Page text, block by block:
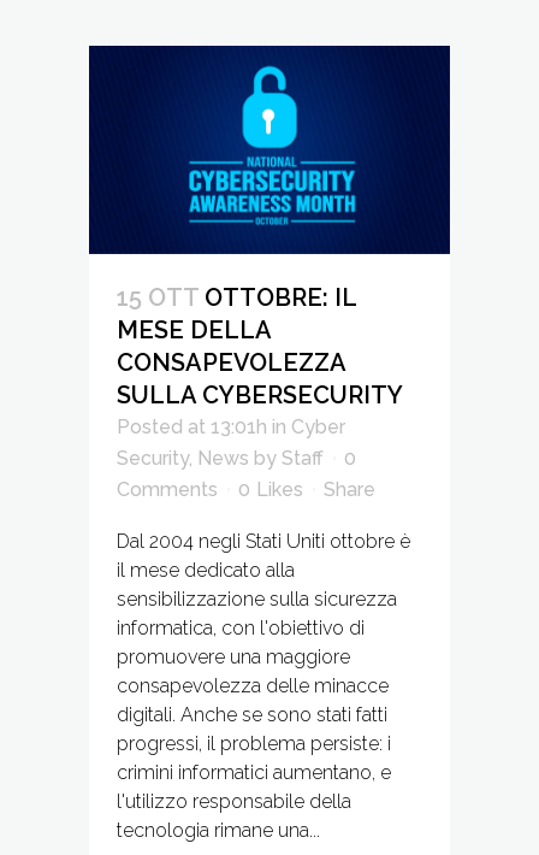
15 OTT OTTOBRE: IL
MESE DELLA
CONSAPEVOLEZZA
SULLA CYBERSECURITY
Posted at 13:01h in Cyber
Security, News by Staff
0
Comments
0 Likes Share
Dal 2004 negli Stati Uniti ottobre è
il mese dedicato alla
sensibilizzazione sulla sicurezza
informatica, con l'obiettivo di
promuovere una maggiore
consapevolezza delle minacce
digitali. Anche se sono stati fatti
progressi, il problema persiste: i
crimini informatici aumentano, e
l'utilizzo responsabile della
tecnologia rimane una...